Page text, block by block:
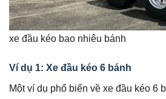
xe đầu kéo bao nhiêu bánh
Ví dụ 1: Xe đầu kéo 6 bánh
Một ví dụ phổ biến về xe đầu kéo 6